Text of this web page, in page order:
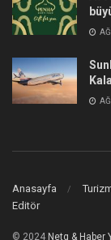
Anasayfa
Editör
© 2024 Netg & Haber